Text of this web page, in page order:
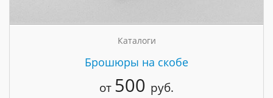
Каталоги
Брошюры на скобе
от 500 руб.